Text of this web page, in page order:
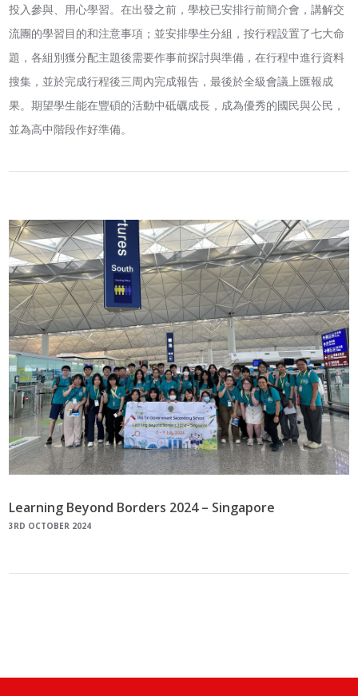
投入參與、用心學習。在出發之前，學校已安排行前簡介會，講解交
流團的學習目的和注意事項；並安排學生分組，按行程設置了七大命
題，各組別獲分配主題後需要作事前探討與準備，在行程中進行資料
搜集，並於完成行程後三周內完成報告，最後於全級會議上匯報成
果。期望學生能在豐碩的活動中砥礪成長，成為優秀的國民與公民，
並為高中階段作好準備。
Learning Beyond Borders 2024 – Singapore
3RD OCTOBER 2024